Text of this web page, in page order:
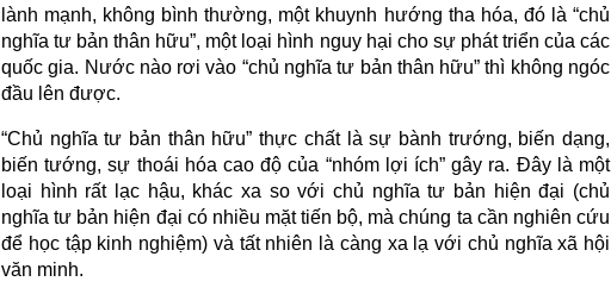
lành mạnh, không bình thường, một khuynh hướng tha hóa, đó là “chủ
nghĩa tư bản thân hữu”, một loại hình nguy hại cho sự phát triển của các
quốc gia. Nước nào rơi vào “chủ nghĩa tư bản thân hữu” thì không ngóc
đầu lên được.
“Chủ nghĩa tư bản thân hữu” thực chất là sự bành trướng, biến dạng,
biến tướng, sự thoái hóa cao độ của “nhóm lợi ích” gây ra. Đây là một
loại hình rất lạc hậu, khác xa so với chủ nghĩa tư bản hiện đại (chủ
nghĩa tư bản hiện đại có nhiều mặt tiến bộ, mà chúng ta cần nghiên cứu
để học tập kinh nghiệm) và tất nhiên là càng xa lạ với chủ nghĩa xã hội
văn minh.